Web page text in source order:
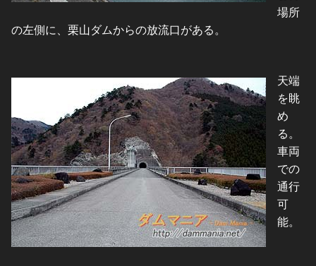
場所
の左側に、栗山ダムからの放流口がある。
天端
を眺
め
る。
車両
での
通行
可
能。